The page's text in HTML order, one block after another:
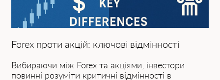
Forex проти акцій: ключові відмінності
Вибираючи між Forex та акціями, інвестори
повинні розуміти критичні відмінності в